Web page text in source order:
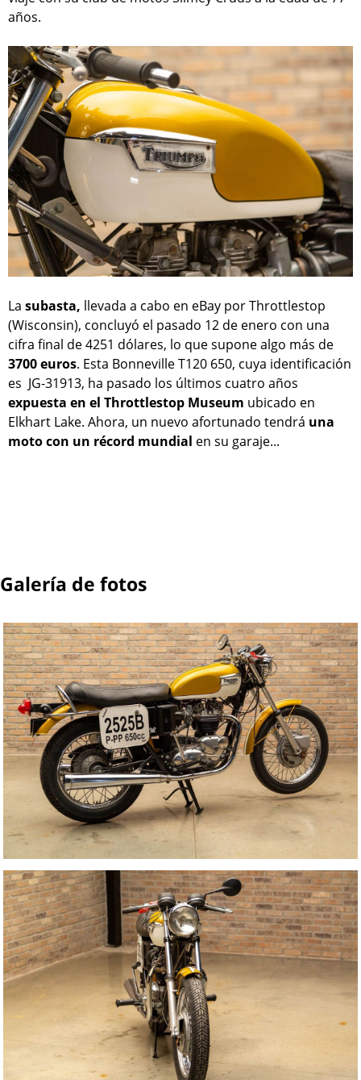
años.
La subasta, llevada a cabo en eBay por Throttlestop
(Wisconsin), concluyó el pasado 12 de enero con una
cifra final de 4251 dólares, lo que supone algo más de
3700 euros. Esta Bonneville T120 650, cuya identificación
es JG-31913, ha pasado los últimos cuatro años
expuesta en el Throttlestop Museum ubicado en
Elkhart Lake. Ahora, un nuevo afortunado tendrá una
moto con un récord mundial en su garaje...
Galería de fotos